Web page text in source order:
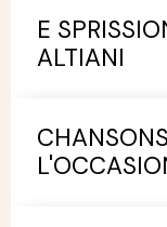
E
ALTIANI